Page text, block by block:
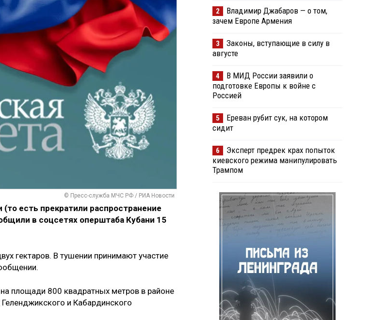
© Пресс-служба МЧС РФ / РИА Новости
есть прекратили распространение
в соцсетях оперштаба Кубани 15
гектаров. В тушении принимают участие
площади 800 квадратных метров в районе
и Кабардинского
2
Владимир Джабаров — о том,
зачем Европе Армения
3
Законы, вступающие в силу в
августе
4
В МИД России заявили о
подготовке Европы к войне с
Россией
5
Ереван рубит сук, на котором
сидит
6
Эксперт предрек крах попыток
киевского режима манипулировать
Трампом